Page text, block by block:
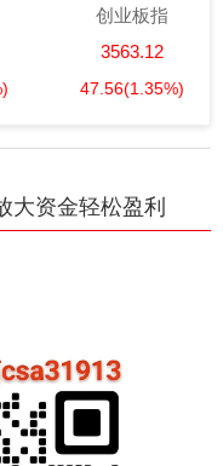
创业板指
3563.12
47.56(1.35%)
大资金轻松盈利